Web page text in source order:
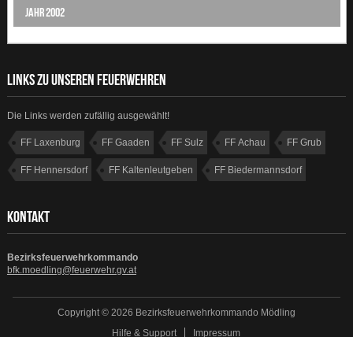
Jahr 2002
LINKS ZU UNSEREN FEUERWEHREN
Die Links werden zufällig ausgewählt!
FF Laxenburg FF Gaaden FF Sulz FF Achau FF Grub
FF Hennersdorf FF Kaltenleutgeben FF Biedermannsdorf
KONTAKT
Bezirksfeuerwehrkommando
bfk.moedling@feuerwehr.gv.at
Copyright © 2026 Bezirksfeuerwehrkommando Mödling
Hilfe & Support
Impressum